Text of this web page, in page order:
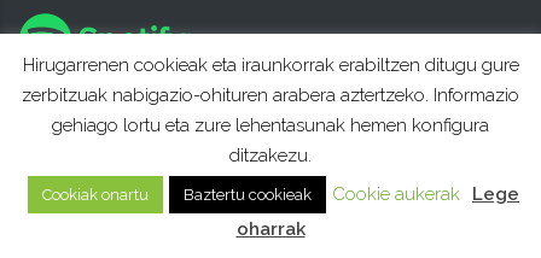
Hirugarrenen cookieak eta iraunkorrak erabiltzen ditugu gure
zerbitzuak nabigazio-ohituren arabera aztertzeko. Informazio
gehiago lortu eta zure lehentasunak hemen konfigura
ditzakezu.
Cookiak onartu Baztertu cookieak Cookie aukerak
Lege
oharrak